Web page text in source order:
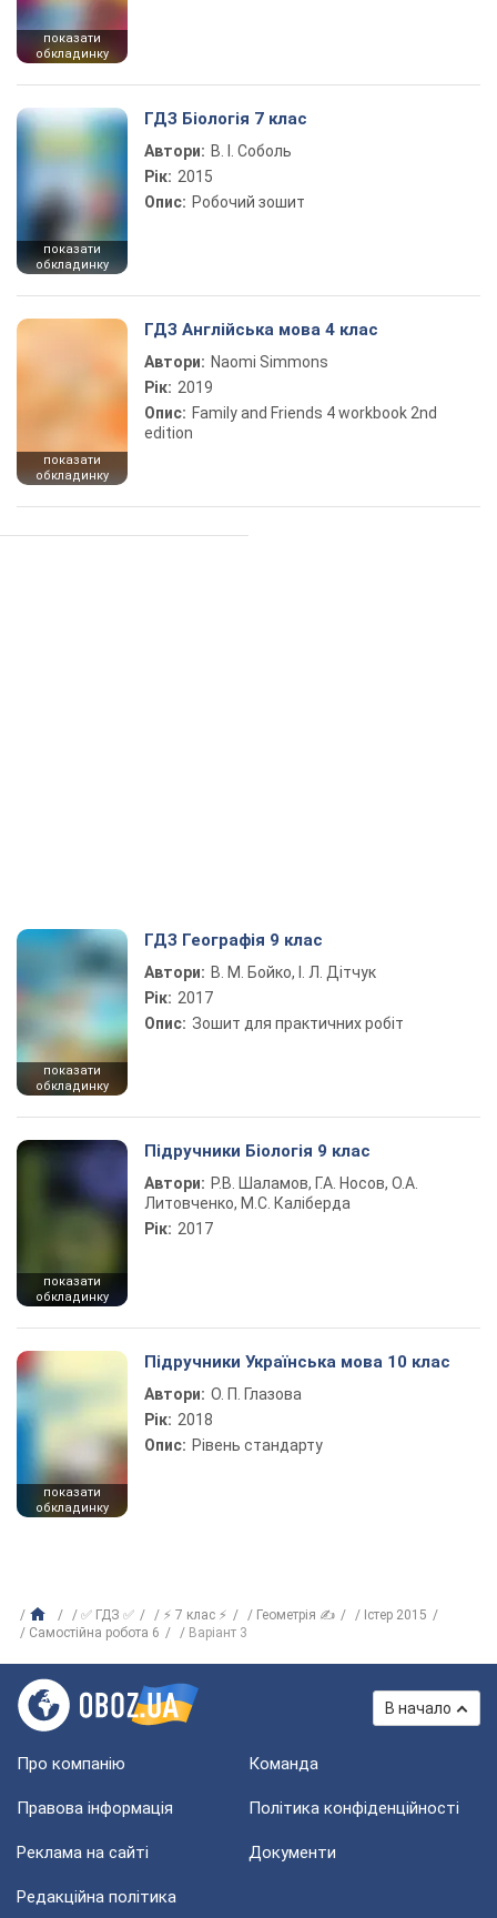
показати
обкладинку
показати
обкладинку
ГДЗ Біологія 7 клас
Автори: В. І. Соболь
Рік: 2015
Опис: Робочий зошит
показати
обкладинку
ГДЗ Англійська мова 4 клас
Автори: Naomi Simmons
Рік: 2019
Опис: Family and Friends 4 workbook 2nd
edition
показати
обкладинку
ГДЗ Географія 9 клас
Автори: В. М. Бойко, І. Л. Дітчук
Рік: 2017
Опис: Зошит для практичних робіт
показати
обкладинку
Підручники Біологія 9 клас
Автори: Р.В. Шаламов, Г.А. Носов, О.А.
Литовченко, М.С. Каліберда
Рік: 2017
показати
обкладинку
Підручники Українська мова 10 клас
Автори: О. П. Глазова
Рік: 2018
Опис: Рівень стандарту
✅ ГДЗ ✅ ⚡ 7 клас ⚡ Геометрія ✍
Істер 2015
Самостійна робота 6
Варіант 3
В начало
Про компанію Команда
Правова інформація Політика конфіденційності
Реклама на сайті Документи
Редакційна політика